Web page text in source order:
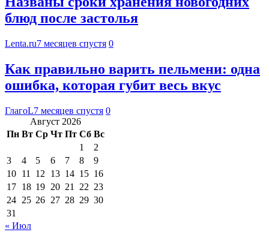
блюд после застолья
Lenta.ru7 месяцев спустя 0
Как правильно варить пельмени: одна
ошибка, которая губит весь вкус
ГлагоL7 месяцев спустя 0
Август 2026
Пн Вт Ср Чт Пт Сб Вс
1
2
3
4 5 6 7 8
9
10 11 12 13 14 15 16
17 18 19 20 21 22 23
24 25 26 27 28 29 30
31
« Июл